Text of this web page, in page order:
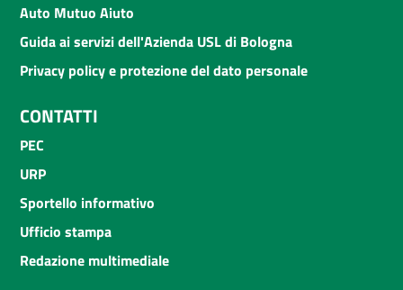
Auto Mutuo Aiuto
Guida ai servizi dell'Azienda USL di Bologna
Privacy policy e protezione del dato personale
CONTATTI
PEC
URP
Sportello informativo
Ufficio stampa
Redazione multimediale